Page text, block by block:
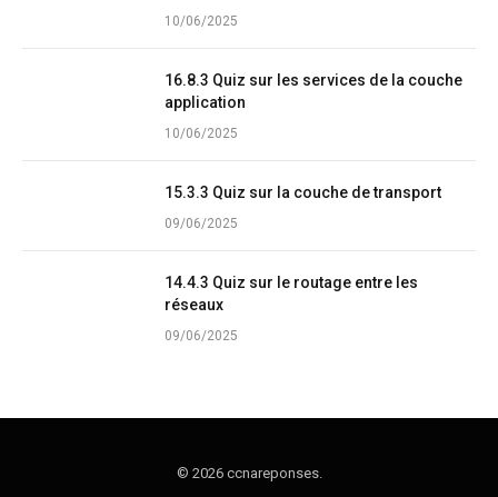
10/06/2025
16.8.3 Quiz sur les services de la couche
application
10/06/2025
15.3.3 Quiz sur la couche de transport
09/06/2025
14.4.3 Quiz sur le routage entre les
réseaux
09/06/2025
© 2026 ccnareponses.